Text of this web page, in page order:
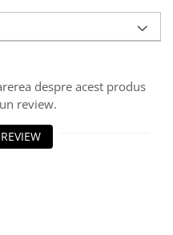
despre acest produs
review.